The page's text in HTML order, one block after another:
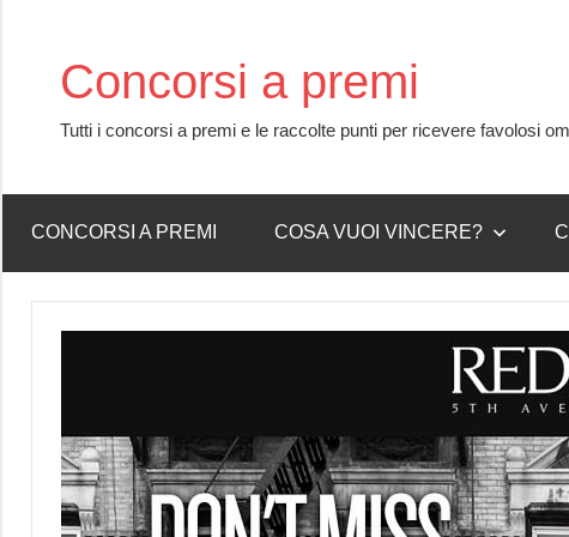
contentConcorsi a premi
Tutti i concorsi a premi e le raccolte punti per ricevere favolosi
CONCORSI A PREMI COSA VUOI VINCERE?